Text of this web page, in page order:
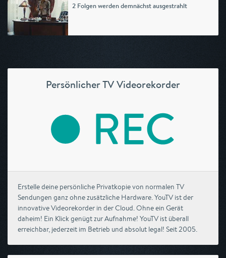
2 Folgen werden demnächst ausgestrahlt
Persönlicher TV Videorekorder
Erstelle deine persönliche Privatkopie von normalen TV
Sendungen ganz ohne zusätzliche Hardware. YouTV ist der
innovative Videorekorder in der Cloud. Ohne ein Gerät
daheim! Ein Klick genügt zur Aufnahme! YouTV ist überall
erreichbar, jederzeit im Betrieb und absolut legal! Seit 2005.